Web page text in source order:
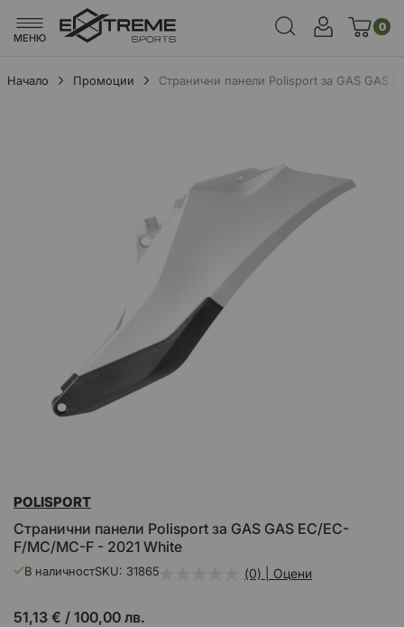
МЕНЮ
0
Начало Промоции
Странични панели Polisport за GAS GAS
към
на
галерия
със
Странични панели Polisport за GAS GAS EC/EC-
F/MC/MC-F - 2021 White
POLISPORT
В наличностSKU 31865 (0) | Оцени
51,13 € / 100,00 лв.